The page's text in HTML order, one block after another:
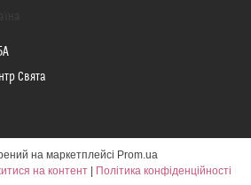
Свята
на маркетплейсі Prom.ua
на контент | Політика конфіденційності